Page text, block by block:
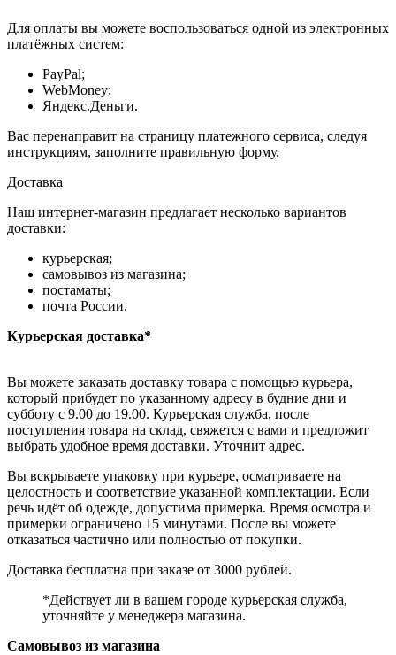
Для оплаты вы можете воспользоваться одной из электронных
платёжных систем:
PayPal;
WebMoney;
Яндекс.Деньги.
Вас перенаправит на страницу платежного сервиса, следуя
инструкциям, заполните правильную форму.
Доставка
Наш интернет-магазин предлагает несколько вариантов
доставки:
курьерская;
самовывоз из магазина;
постаматы;
почта России.
Курьерская доставка*
Вы можете заказать доставку товара с помощью курьера,
который прибудет по указанному адресу в будние дни и
субботу с 9.00 до 19.00. Курьерская служба, после
поступления товара на склад, свяжется с вами и предложит
выбрать удобное время доставки. Уточнит адрес.
Вы вскрываете упаковку при курьере, осматриваете на
целостность и соответствие указанной комплектации. Если
речь идёт об одежде, допустима примерка. Время осмотра и
примерки ограничено 15 минутами. После вы можете
отказаться частично или полностью от покупки.
Доставка бесплатна при заказе от 3000 рублей.
*Действует ли в вашем городе курьерская служба,
уточняйте у менеджера магазина.
Самовывоз из магазина